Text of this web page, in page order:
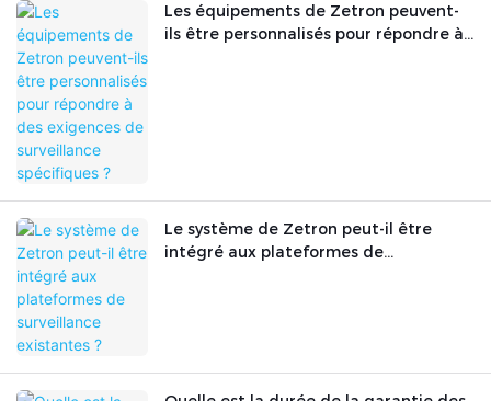
Les équipements de Zetron peuvent-
ils être personnalisés pour répondre à
Le système de Zetron peut-il être
intégré aux plateformes de